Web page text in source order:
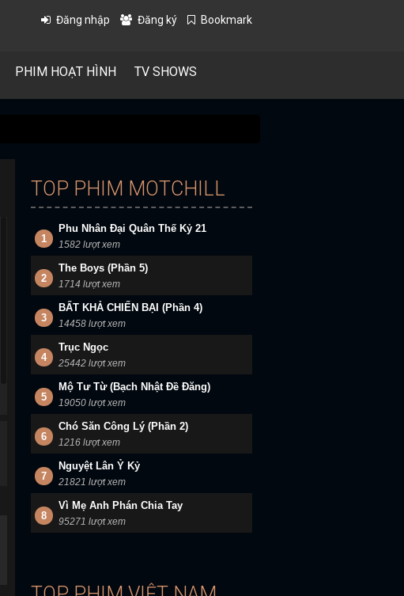
Đăng nhập Đăng ký Bookmark
PHIM HOẠT HÌNH TV SHOWS
TOP PHIM MOTCHILL
1
Phu Nhân Đại Quân Thế Kỷ 21
1582 lượt xem
2
The Boys (Phần 5)
1714 lượt xem
3
BẤT KHẢ CHIẾN BẠI (Phần 4)
14458 lượt xem
4
Trục Ngọc
25442 lượt xem
5
Mộ Tư Từ (Bạch Nhật Đề Đăng)
19050 lượt xem
6
Chó Săn Công Lý (Phần 2)
1216 lượt xem
7
Nguyệt Lân Ỷ Kỷ
21821 lượt xem
8
Vì Mẹ Anh Phán Chia Tay
95271 lượt xem